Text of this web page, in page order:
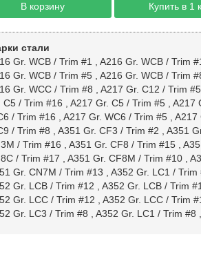
В корзину Купить в 1
стали
Gr. WCB / Trim #1
A216 Gr. WCB / Trim
Gr. WCB / Trim #5, A216 Gr. WCB / Trim
Gr. WCC / Trim #8
A217 Gr. C12 / Trim #5
C5 / Trim #16
A217 Gr. C5 / Trim #5, A217
/ Trim #16
A217 Gr. WC6 / Trim #5, A217
/ Trim #8
A351 Gr. CF3 / Trim #2 A351
/ Trim #16
A351 Gr. CF8 / Trim #15,
/ Trim #17
A351 Gr. CF8M / Trim #10,
Gr. CN7M / Trim #13
A352 Gr. LC1 / Trim
Gr. LCB / Trim #12
A352 Gr. LCB / Trim
Gr. LCC / Trim #12
A352 Gr. LCC / Trim
Gr. LC3 / Trim #8
A352 Gr. LC1 / Trim #8